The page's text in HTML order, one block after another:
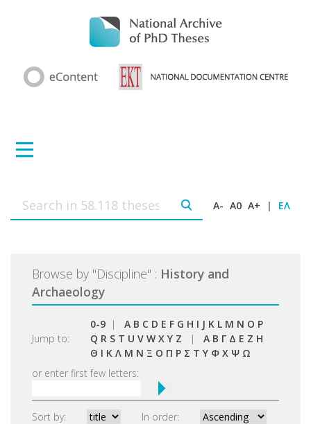
A- A0 A+ | ΕΛ
Browse by "Discipline" : History and
Archaeology
Jump to:
0-9 | A B C D E F G H I J K L M N O P
Q R S T U V W X Y Z | Α Β Γ Δ Ε Ζ Η
Θ Ι Κ Λ Μ Ν Ξ Ο Π Ρ Σ Τ Υ Φ Χ Ψ Ω
or enter first few letters:
Sort by:
In order: